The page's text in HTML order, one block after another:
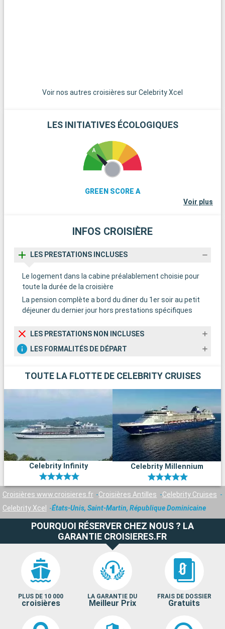
Voir nos autres croisières sur Celebrity Xcel
LES INITIATIVES ÉCOLOGIQUES
GREEN SCORE A
Voir plus
INFOS CROISIÈRE
LES PRESTATIONS INCLUSES
Le logement dans la cabine préalablement choisie pour
toute la durée de la croisière
La pension complète a bord du diner du 1er soir au petit
déjeuner du dernier jour hors prestations spécifiques
LES PRESTATIONS NON INCLUSES
LES FORMALITÉS DE DÉPART
TOUTE LA FLOTTE DE CELEBRITY CRUISES
Celebrity Infinity Celebrity Millennium
Croisières www.croisieres.fr Croisières Antilles
Celebrity Cruises
Celebrity Xcel
États-Unis, Saint-Martin, République Dominicaine
POURQUOI RÉSERVER CHEZ NOUS ? LA
GARANTIE CROISIERES.FR
PLUS DE 10 000
croisières
LA GARANTIE DU
Meilleur Prix
FRAIS DE DOSSIER
Gratuits